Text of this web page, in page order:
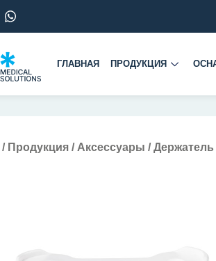
ГЛАВНАЯ ПРОДУКЦИЯ
/ Продукция / Аксессуары /